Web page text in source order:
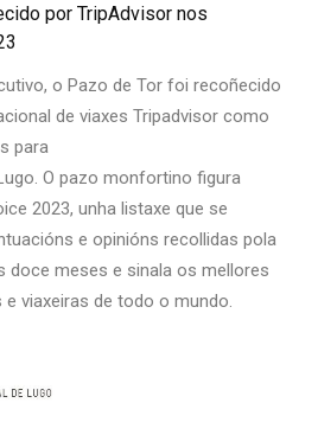
por TripAdvisor nos
o Pazo de Tor foi recoñecido
de viaxes Tripadvisor como
para
O pazo monfortino figura
2023, unha listaxe que se
e opinións recollidas pola
meses e sinala os mellores
viaxeiras de todo o mundo.